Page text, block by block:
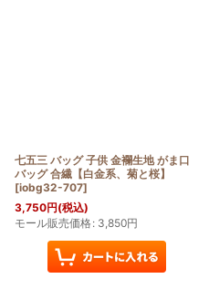
七五三 バッグ 子供 金襴生地 がま口
バッグ 合繊【白金系、菊と桜】
[iobg32-707]
3,750円(税込)
モール販売価格: 3,850円